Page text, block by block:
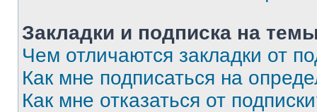
Закладки и подписка на
Чем отличаются закладки от
Как мне подписаться на
Как мне отказаться от